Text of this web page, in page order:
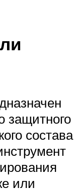
защитного
состава
или